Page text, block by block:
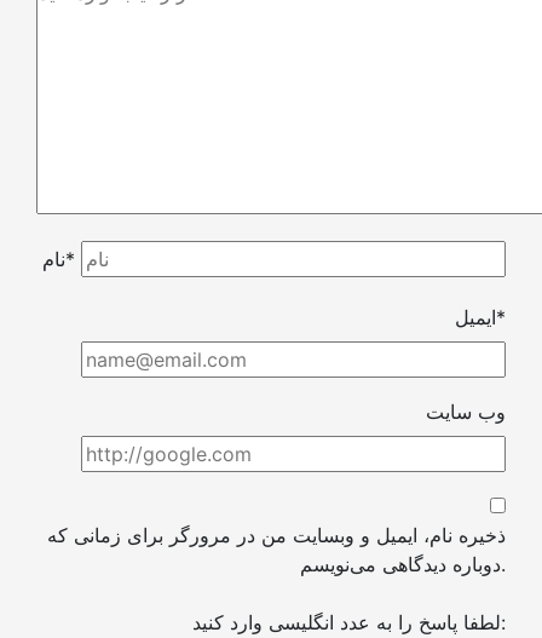
نام*
ایمیل*
وب سایت
ذخیره نام، ایمیل و وبسایت من در مرورگر برای زمانی که
دوباره دیدگاهی می‌نویسم.
لطفا پاسخ را به عدد انگلیسی وارد کنید: